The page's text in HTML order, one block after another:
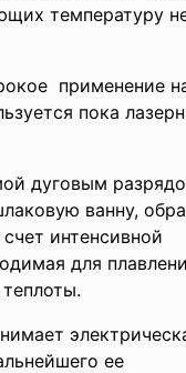
температуру
применение
пока
дуговым
ванну,
интенсивной
для
ее